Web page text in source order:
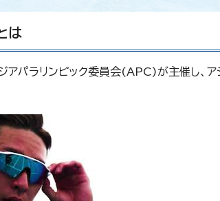
は
アパラリンピック委員会(APC)が主催し、